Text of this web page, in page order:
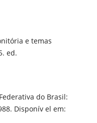
e temas
ed.
do Brasil:
Disponív el em: